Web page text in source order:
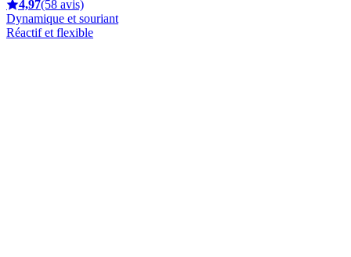
4,97(58 avis)
Dynamique et souriant
Réactif et flexible